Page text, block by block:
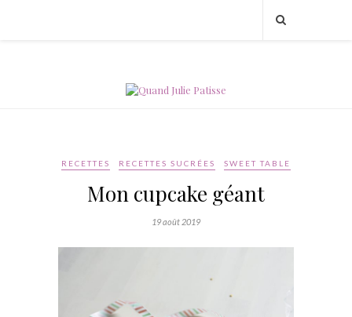
RECETTES RECETTES SUCRÉES SWEET TABLE
Mon cupcake géant
19 août 2019